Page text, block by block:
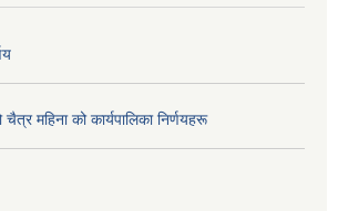
महिना को कार्यपालिका निर्णयहरू